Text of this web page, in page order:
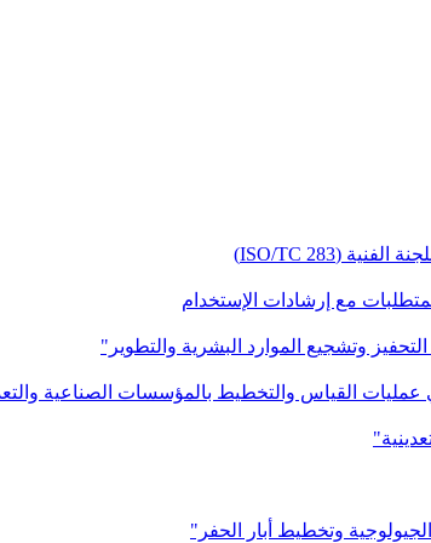
وتشجيع الموارد البشرية والتطوير"
عمليات القياس والتخطيط بالمؤسسات الصناعية